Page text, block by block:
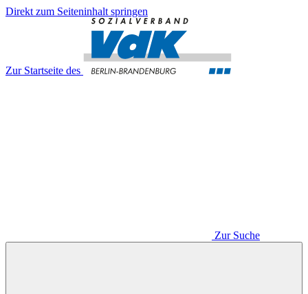
Direkt zum Seiteninhalt springen
Zur Startseite des
Zur Suche